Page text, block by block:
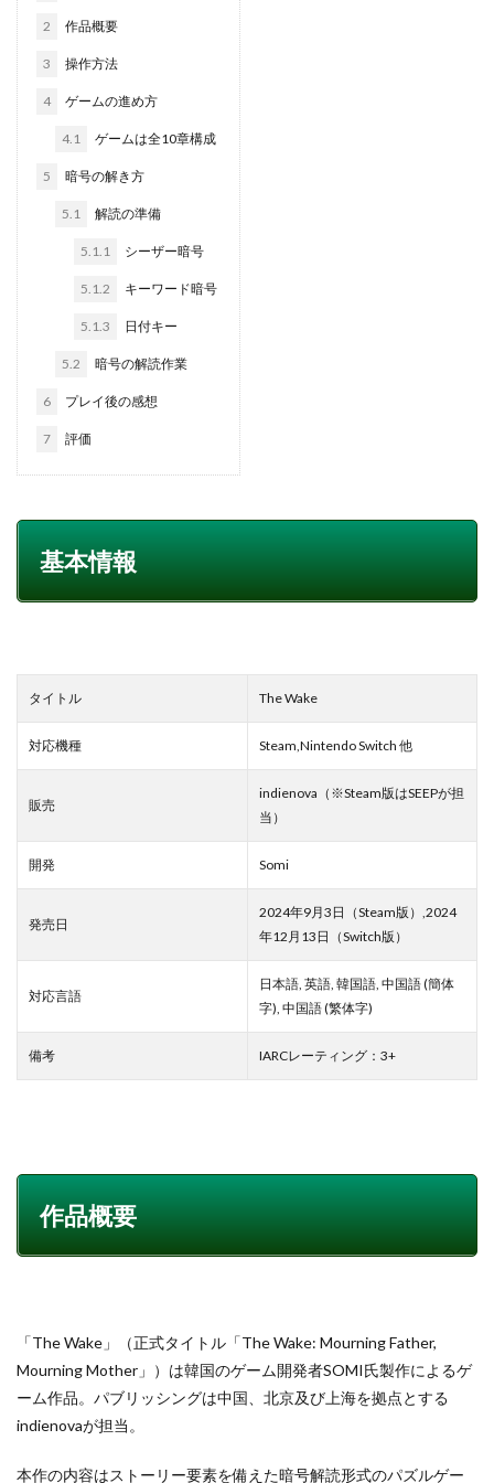
2 作品概要
3 操作方法
4 ゲームの進め方
4.1 ゲームは全10章構成
5 暗号の解き方
5.1 解読の準備
5.1.1 シーザー暗号
5.1.2 キーワード暗号
5.1.3 日付キー
5.2 暗号の解読作業
6 プレイ後の感想
7 評価
基本情報
タイトル The Wake
対応機種 Steam,Nintendo Switch 他
販売
indienova（※Steam版はSEEPが担
当）
開発 Somi
発売日
2024年9月3日（Steam版）,2024
年12月13日（Switch版）
対応言語
日本語, 英語, 韓国語, 中国語 (簡体
字), 中国語 (繁体字)
備考 IARCレーティング：3+
作品概要
「The Wake」（正式タイトル「The Wake: Mourning Father,
Mourning Mother」）は韓国のゲーム開発者SOMI氏製作によるゲ
ーム作品。パブリッシングは中国、北京及び上海を拠点とする
indienovaが担当。
本作の内容はストーリー要素を備えた暗号解読形式のパズルゲー